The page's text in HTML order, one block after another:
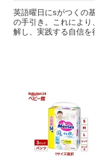
英語曜日にsがつくの
の手引き。これによ
解し、実践する自信